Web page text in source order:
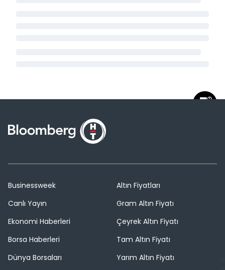
Businessweek
Canlı Yayın
Ekonomi Haberleri
Borsa Haberleri
Dünya Borsaları
Altın Fiyatları
Gram Altın Fiyatı
Çeyrek Altın Fiyatı
Tam Altın Fiyatı
Yarım Altın Fiyatı